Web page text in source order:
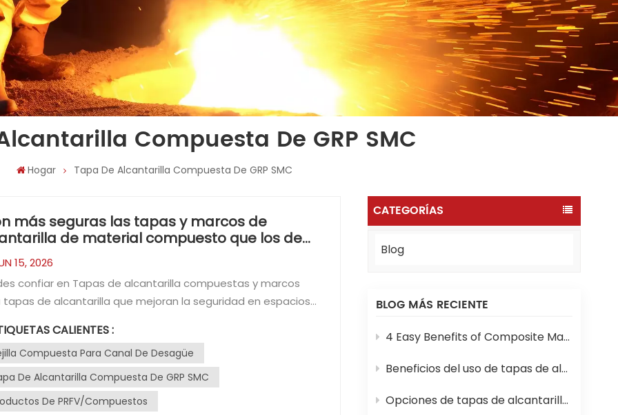
Compuesta De GRP SMC
Hogar Tapa De Alcantarilla Compuesta De GRP SMC
CATEGORÍAS
Blog
BLOG MÁS RECIENTE
4 Easy Benefits of Composite Manhole Covers and Frames
Beneficios del uso de tapas de alcantarilla SMC en proyectos de construcción modernos
Opciones de tapas de alcantarilla de PRFV (plástico reforzado con fibra de vidrio) para calles más seguras
más seguras las tapas y marcos de
de material compuesto que los de
15, 2026
con las cubiertas de hierro tradicionales.Los materiales compuestos proporcionan una resistencia superior al deslizamiento, lo que garantiza un acceso peatonal más seguro en condiciones de humedad y, por consiguiente, mejora la seguridad pública.Descripción general de las tapas y marcos de alcantarilla de material compuesto¿Qué es una tapa de alcantarilla compuesta?Las tapas de alcantarilla compuestas son comunes en muchos proyectos de infraestructura modernos. Estas tapas utilizan materiales avanzados para brindar seguridad y rendimiento. A diferencia de las opciones tradicionales, las tapas compuestas se basan en una mezcla de materiales de ingeniería que incluyen resina, fibra de vidrio y polietileno. Su diseño ligero facilita enormemente su manipulación e instalación. Estas tapas ofrecen un ajuste seguro, lo que ayuda a evitar que los contaminantes entren en los sistemas de alcantarillado o drenaje pluvial. Su naturaleza no conductora también brinda protección en entornos con líneas eléctricas o de comunicación.Materiales y propiedades claveEs fundamental comprender la importancia de los materiales al seleccionar tapas de alcantarilla. Los materiales adecuados garantizan seguridad, durabilidad y facilidad de uso. A continuación, se presenta una tabla que destaca los principales materiales utilizados en tapas y marcos de alcantarilla compuestos, junto con sus beneficios y contribuciones a la seguridad:MaterialBeneficiosContribución a la seguridadFibra de vidrioResistente a la corrosión, ligero y lo suficientemente fuerte para soportar cargas considerables.Reduce el riesgo de lesiones durante la instalación y el mantenimiento.ResinaProporciona una vida útil más prolongada en entornos corrosivos.Previene la corrosión que puede debilitar las cubiertas.PolietilenoLigero y duraderoUn manejo más sencillo reduce las lesiones de espalda.Las tapas de alcantarilla compuestas presentan varias propiedades físicas clave. Su ligereza permite moverlas e instalarlas con menos esfuerzo, reduciendo el riesgo de lesiones de espalda. La alta relación resistencia-peso de estos materiales garantiza durabilidad y facilita su manipulación. Su resistencia a la corrosión las hace ideales para entornos hostiles, como sistemas de alcantarillado expuestos a productos químicos o agua salada. Además, ofrecen seguridad gracias a sus propiedades no conductoras y no magnéticas, esenciales para la infraestructura eléctrica y de comunicaciones. La posibilidad de diseñar estos materiales para necesidades específicas de carga mejora aún más la seguridad y la fiabilidad.Comparación de seguridad: Tapas de alcantarilla de material compuesto frente a tapas de alcantarilla de hierro Resistencia y capacidad de cargaDebe tener en cuenta la resistencia y la capacidad de carga al seleccionar tapas para sistemas de aguas pluviales o pozos de registro de aguas pluviales. Tapas de pozo de registro compuestas y marcos, productos de tapas de pozo de registro, como el CO Diámetro 600*100 EN124 D400 GRP SMC Tapa y marco de alcantarilla de material compuestoVenta directaCumplen con los estándares internacionales para una amplia gama de clases de carga. Según la norma EN 124, las tapas compuestas soportan clases desde A15 hasta C250, lo que las hace adecuadas para cargas ligeras a medias. Por otro lado, las tapas de hierro tradicionales cubren un rango más amplio, desde A15 hasta F900, y pueden soportar cargas muy pesadas, como las que se encuentran en aeropuertos o terminales de carga.Tipo de materialRango de clases de carga EN 124Descripción de la capacidad de cargaCubiertas compuestasA15 a C250Adecuado para cargas ligeras a medianas.Tapas de hierro fundidoA15 a F900Adecuado para cargas ligeras a muy pesadas.Los estudios de campo demuestran que las tapas y marcos de alcantarilla de materiales compuestos resisten mejor la fisuración por fatiga y el astillamiento de los bordes que el hierro en muchas aplicaciones municipales. Mientras que las tapas de hierro pueden sufrir corrosión y daños por impacto, los materiales compuestos mantienen su integridad estructural, especialmente en entornos adversos.MaterialMecanismos de fallaHierro fundidoAgrietamiento por fatiga, astillamiento de bordes, debilitamiento por corrosión.CompuestoDegradación por rayos UV (de baja calidad), fatiga de la resina, instalación incorrectaResistencia al deslizamiento y seguridad de la superficieUsted desea garantizar la seguridad pública, especialmente en áreas con mucho tránsito peatonal. Tapas de alcantarilla compuestas y marcos para tapas de alcantarilla, productos que incluyen:Rejillas compuestas para zanjas de canalización de desagüesCuentan con superficies antideslizantes diseñadas específicamente. Estas superficies ofrecen una resistencia al deslizamiento superior en comparación con las cubiertas de hierro tradicionales sin tratar, que pueden volverse resbaladizas y peligrosas cuando están mojadas.CaracterísticaTapas de alcantarilla de FRPTapas de hierro fundidoPropiedades antideslizantesSuperior, previene eficazmente los resbalones.Generalmente menos eficazResistencia a la corrosiónExcelente, no propenso a la oxidación.Propenso a la oxidaciónPesoLigero, más fácil de manejarMás pesadoFrecuencia de mantenimientoMenor y mayor vida útilMás alto, más frecuenteSe reduce el riesgo de accidentes y lesiones al elegir soluciones compuestas para los sistemas de drenaje pluvial, especialmente en aceras públicas e intersecciones concurridas.Riesgos de robo y manipulaciónLas tapas de hierro tradicionales conllevan un riesgo significativo de robo debido a su valor como chatarra. En las principales ciudades se han reportado miles de robos de tapas de hierro, lo que ha provocado la apertura peligrosa de alcantarillas y un aumento en los costos de mantenimiento.En Pekín, China, se robaron aproximadamente 240.000 tapas de alcantarilla y desagües públicos en 2004.En Calcuta, India, más de 10.000 tapas de alcantarilla fueron robadas en tan solo dos meses en 2004.En Newham, al este de Londres, se denunció el robo de casi 200 rejillas y tapas en 2004.En marzo y abril de 2012, Ajax y Niagara Falls, Ontario, sufrieron decenas de robos de tapas de alcantarilla.En diciembre de 2021, el condado de Chatham, en Georgia, informó del robo de 30 tapas de alcantarilla en un solo día.Las tapas y marcos de alcantarilla de material compuesto no tienen valor como chatarra, lo que reduce considerablemente los riesgos de robo y manipulación. Esta característica mejora la seguridad tanto para el público como para los trabajadores de servicios públicos.Corrosión y longevidadNecesita tapas que resistan entornos adversos, especialmente en sistemas de drenaje pluvial expuestos a productos químicos, agua salada o sulfuro de hidrógeno. Las tapas y marcos de alcantarilla de material compuesto ofrecen una durabilidad y vida útil superiores a las tapas de hierro tradicionales.Las tapas de alcantarilla de material compuesto tienen una vida útil significativamente mayor que las tapas metálicas.Las cubiertas metálicas son susceptibles a la oxidación y la corrosión, por lo que requieren un reemplazo frecuente.Los materiales compuestos mantienen su integridad durante décadas.Los sistemas compuestos son resistentes a la corrosión, lo que aumenta su durabilidad en entornos corrosivos.La corrosión en las tapas de hierro provoca oxidación, degradación de la superficie y debilitamiento estructural. Las tapas compuestas, especialmente las fabricadas con plástico reforzado con fibra de vidrio, resisten la corrosión y requieren menos mantenimiento. Esta resistencia se traduce en menores necesidades de mantenimiento y una mayor vida útil, lo que las hace ideales para sistemas de drenaje pluvial e infraestructura municipal.Seguridad eléctrica y térmicaEs fundamental tener en cuenta la seguridad eléctrica y térmica, especialmente cuando las tapas se instalan cerca de líneas eléctricas o de comunicación. Las tapas y marcos de alcantarilla de material compuesto son no conductores y no generan chispas, lo que protege a los trabajadores y al público de los riesgos eléctricos.CaracterísticaTapas de alcantarilla compuestasTapas de alcantarilla de hierroConductividad eléctricaNo conductorConductivoSeguridad en riesgos eléctricosMejoradoMás bajoTransferencia de calorReducidoEstándarLas propiedades no conductoras de las cubiertas compuestas las hacen seguras para instalaciones eléctricas y sistemas de drenaje pluvial con sensores integrados. Además, se evita el riesgo de chispas, lo cual es fundamental en entornos con gases inflamables.ISeguridad en la instalación y manipulaciónMejora la seguridad y la eficiencia de los trabajadores al elegir tapas y marcos de alcantarilla de material compuesto. Las tapas de material compuesto son ligeras, lo que reduce el riesgo de lesiones de espalda y fatiga durante la instalación y el mantenimiento. Según informes del sector, la manipulación de pesadas tapas de hierro es una de las principales causas de lesiones laborales en el sector de servicios públicos.Las tapas de alcantarilla de material compuesto son considerablemente más ligeras que las de hierro, lo que facilita su manipulación y reduce el riesg
CALIENTES :
Compuesta Para Canal De Desagüe
De Alcantarilla Compuesta De GRP SMC
De PRFV/compuestos